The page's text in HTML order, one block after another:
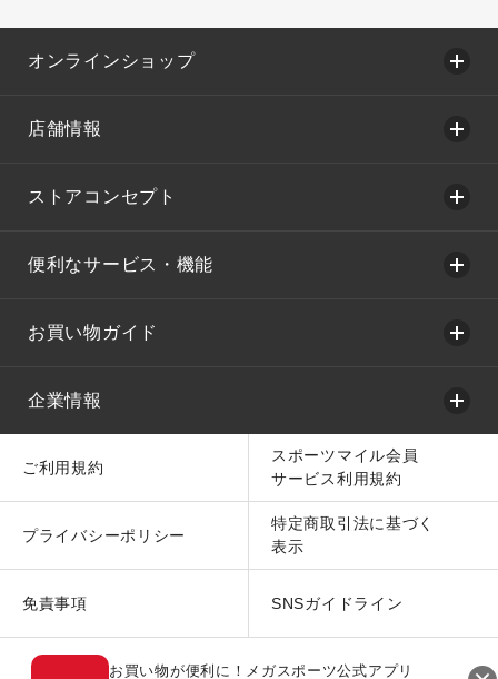
オンラインショップ
店舗情報
ストアコンセプト
便利なサービス・機能
お買い物ガイド
企業情報
ご利用規約
スポーツマイル会員
サービス利用規約
プライバシーポリシー
特定商取引法に基づく
表示
免責事項 SNSガイドライン
お買い物が便利に！メガスポーツ公式アプリ